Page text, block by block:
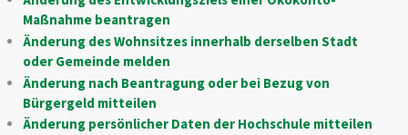
Maßnahme beantragen
Änderung des Wohnsitzes innerhalb derselben Stadt
oder Gemeinde melden
Änderung nach Beantragung oder bei Bezug von
Bürgergeld mitteilen
Änderung persönlicher Daten der Hochschule mitteilen